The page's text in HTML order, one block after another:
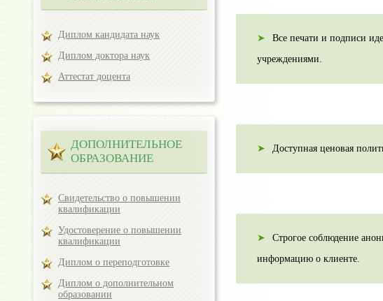
Все печати и подписи
учреждениями.
Доступная ценовая
Строгое соблюдение
информацию о клиенте.
Диплом кандидата наук
Диплом доктора наук
Аттестат доцента
ДОПОЛНИТЕЛЬНОЕ
ОБРАЗОВАНИЕ
Свидетельство о повышении
квалификации
Удостоверение о повышении
квалификации
Диплом о переподготовке
Диплом о дополнительном
образовании